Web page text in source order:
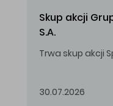
Skup akcji
S.A.
Trwa skup akcji
30.07.2026